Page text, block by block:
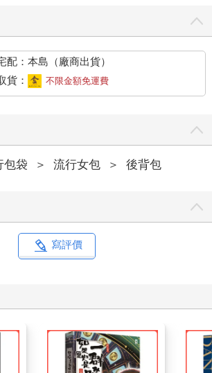
配：本島（廠商出貨）
貨：
不限金額免運費
包袋 ＞ 流行女包 ＞ 後背包
寫評價